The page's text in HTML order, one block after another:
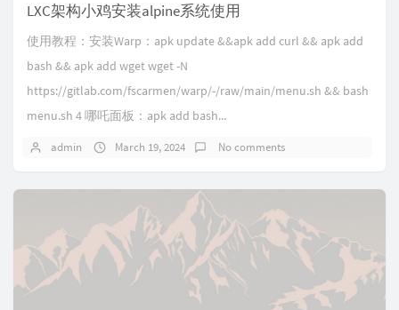
LXC架构小鸡安装alpine系统使用
使用教程：安装Warp：apk update &&apk add curl && apk add
bash && apk add wget wget -N
https://gitlab.com/fscarmen/warp/-/raw/main/menu.sh && bash
menu.sh 4 哪吒面板：apk add bash...
admin March 19, 2024 No comments